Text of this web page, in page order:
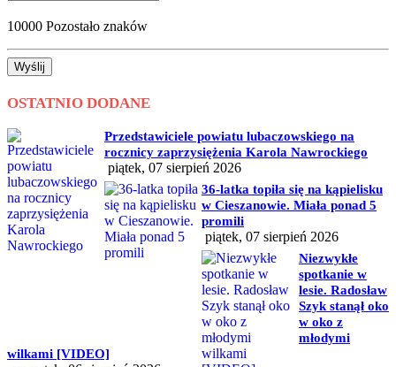
10000 Pozostało znaków
Wyślij
OSTATNIO DODANE
Przedstawiciele powiatu lubaczowskiego na
rocznicy zaprzysiężenia Karola Nawrockiego
piątek, 07 sierpień 2026
36-latka topiła się na kąpielisku
w Cieszanowie. Miała ponad 5
promili
piątek, 07 sierpień 2026
Niezwykłe
spotkanie w
lesie. Radosław
Szyk stanął oko
w oko z
młodymi
wilkami [VIDEO]